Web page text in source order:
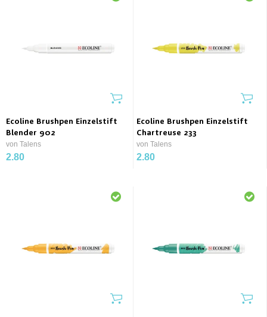
Ecoline Brushpen Einzelstift
Blender 902
von Talens
2.80
Ecoline Brushpen Einzelstift
Chartreuse 233
von Talens
2.80